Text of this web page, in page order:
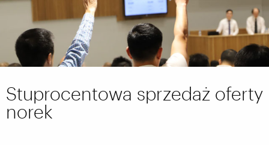
Stuprocentowa sprzedaż oferty
norek